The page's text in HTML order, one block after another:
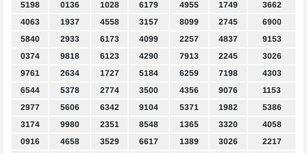
5198
0136 1028 6179 4955 1749
3662
4063
1937 4558 3157 8099 2745
6900
5840
2933 6173 4099 2257 4837
9153
0374
9818 6123 4290 7913 2245
3026
9761
2634 1727 5184 6259 7198
4303
6544
5378 2774 3500 4356 9076
1153
2977
5606 6342 9104 5371 1982
5386
3174
9980 2351 8548 1365 3320
4058
0916
4658 3529 6617 1389 3026
2217